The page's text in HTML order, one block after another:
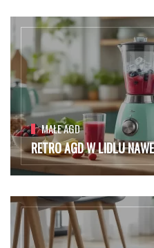
MAŁE AGD
RETRO AGD W LIDLU